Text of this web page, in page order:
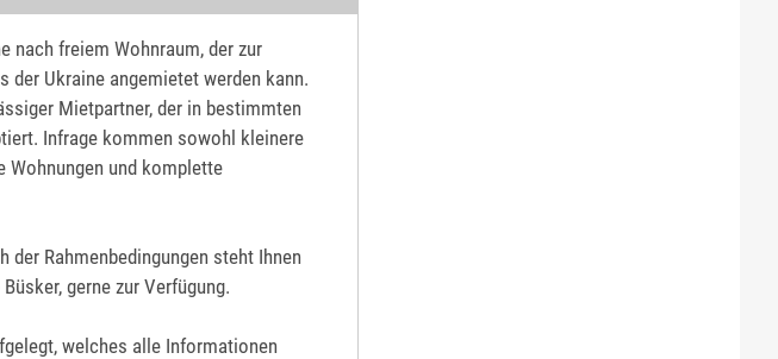
nach freiem Wohnraum, der zur
der Ukraine angemietet werden kann.
Mietpartner, der in bestimmten
Infrage kommen sowohl kleinere
Wohnungen und komplette
Rahmenbedingungen steht Ihnen
gerne zur Verfügung.
welches alle Informationen